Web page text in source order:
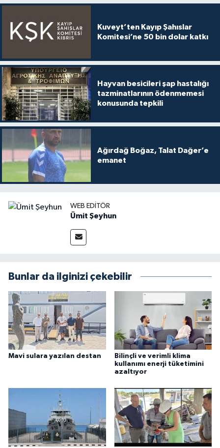
Kuveyt’ten Kayıp Şahıslar
Komitesi’ne 50 bin dolar katkı
Hayvan besicileri şap hastalığı
tazminatlarının ödenmemesi
konusunda tepkili
Ağırdağ Boğaz, Talat Dağer’e
emanet
WEB EDITÖR
Ümit Şeyhun
Bunlar da ilginizi çekebilir
Mavi sulara yazılan destan
Bilinçli ve verimli klima
kullanımı enerji tüketimini
azaltıyor